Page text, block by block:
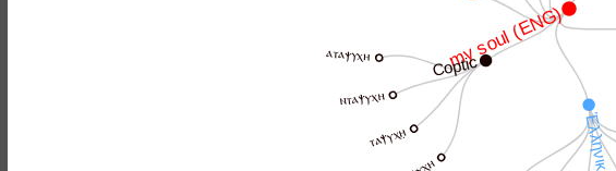
my soul (ENG)
Ἑλληνική
Coptic
ⲧⲁⲯⲩⲭⲏ̣
ⲛⲧⲁⲯⲩⲭⲏ
ⲁⲧⲁⲯⲩⲭⲏ